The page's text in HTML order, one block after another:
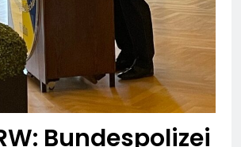
Bundespolizei